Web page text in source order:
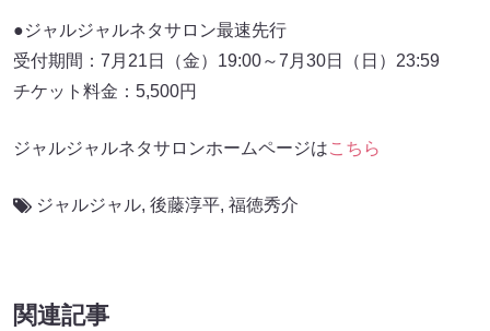
●ジャルジャルネタサロン最速先行
受付期間：7月21日（金）19:00～7月30日（日）23:59
チケット料金：5,500円
ジャルジャルネタサロンホームページはこちら
ジャルジャル, 後藤淳平, 福徳秀介
関連記事